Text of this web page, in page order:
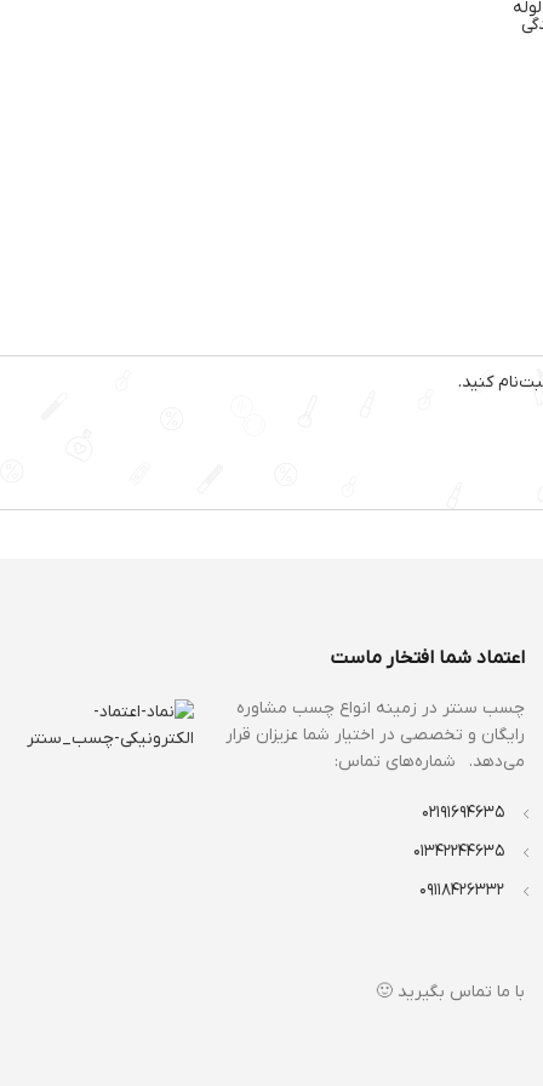
کنید.
اعتماد شما افتخار ماست
چسب سنتر در زمینه انواع چسب مشاوره
رایگان و تخصصی در اختیار شما عزیزان قرار
می‌دهد. شماره‌های تماس:
02191694635
01342244635
09118426332
با ما تماس بگیرید 🙂